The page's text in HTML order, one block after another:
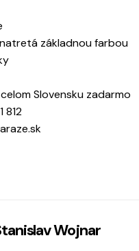
základnou farbou
Slovensku zadarmo
812
Wojnar